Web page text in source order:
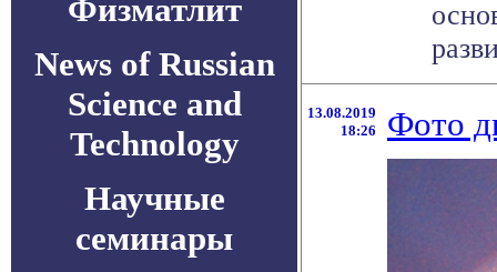
Физматлит
News of Russian
Science and
Technology
Научные
семинары
13.08.2019
18:26
Фото